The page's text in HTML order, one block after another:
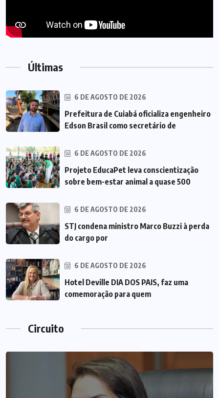
Últimas
6 DE AGOSTO DE 2026
Prefeitura de Cuiabá oficializa engenheiro
Edson Brasil como secretário de
6 DE AGOSTO DE 2026
Projeto EducaPet leva conscientização
sobre bem-estar animal a quase 500
6 DE AGOSTO DE 2026
STJ condena ministro Marco Buzzi à perda
do cargo por
6 DE AGOSTO DE 2026
Hotel Deville DIA DOS PAIS, faz uma
comemoração para quem
Circuito